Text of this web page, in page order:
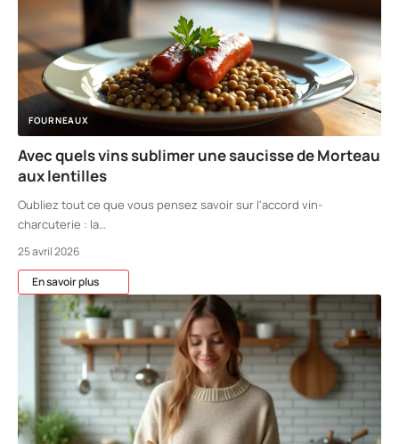
FOURNEAUX
Avec quels vins sublimer une saucisse de Morteau
aux lentilles
Oubliez tout ce que vous pensez savoir sur l'accord vin-
charcuterie : la…
25 avril 2026
En savoir plus